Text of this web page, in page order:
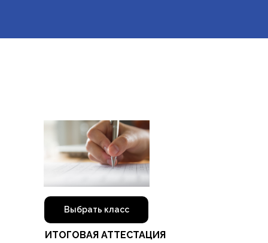
ИТОГОВАЯ АТТЕСТАЦИЯ
Выбрать класс